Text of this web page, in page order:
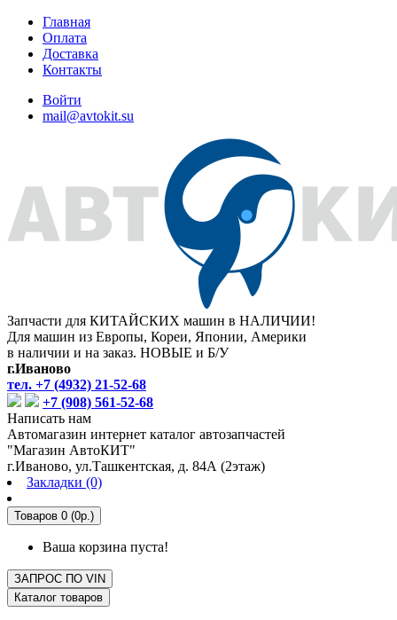
Главная
Оплата
Доставка
Контакты
Войти
mail@avtokit.su
Запчасти для КИТАЙСКИХ машин в НАЛИЧИИ!
Для машин из Европы, Кореи, Японии, Америки
в наличии и на заказ. НОВЫЕ и Б/У
г.Иваново
тел. +7 (4932) 21-52-68
+7 (908) 561-52-68
Написать нам
Автомагазин интернет каталог автозапчастей
"Магазин АвтоКИТ"
г.Иваново, ул.Ташкентская, д. 84А (2этаж)
Закладки (0)
Товаров 0 (0р.)
Ваша корзина пуста!
ЗАПРОС ПО VIN
Каталог товаров